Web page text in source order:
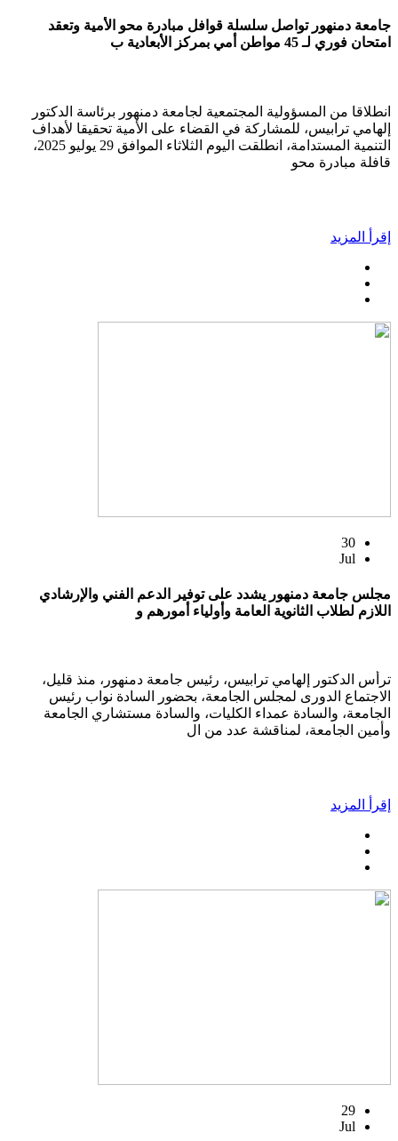
جامعة دمنهور تواصل سلسلة قوافل مبادرة محو الأمية وتعقد
امتحان فوري لـ 45 مواطن أمي بمركز الأبعادية ب
انطلاقا من المسؤولية المجتمعية لجامعة دمنهور برئاسة الدكتور
إلهامي ترابيس، للمشاركة في القضاء على الأمية تحقيقا لأهداف
التنمية المستدامة، انطلقت اليوم الثلاثاء الموافق 29 يوليو 2025،
قافلة مبادرة محو
إقرأ المزيد
30
Jul
مجلس جامعة دمنهور يشدد على توفير الدعم الفني والإرشادي
اللازم لطلاب الثانوية العامة وأولياء أمورهم و
ترأس الدكتور إلهامي ترابيس، رئيس جامعة دمنهور، منذ قليل،
الاجتماع الدورى لمجلس الجامعة، بحضور السادة نواب رئيس
الجامعة، والسادة عمداء الكليات، والسادة مستشاري الجامعة
وأمين الجامعة، لمناقشة عدد من ال
إقرأ المزيد
29
Jul